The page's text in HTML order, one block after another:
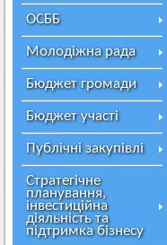
ОСББ
Молодіжна рада
Бюджет громади
Бюджет участі
Публічні закупівлі
Стратегічне
планування,
інвестиційна
діяльність та
підтримка бізнесу